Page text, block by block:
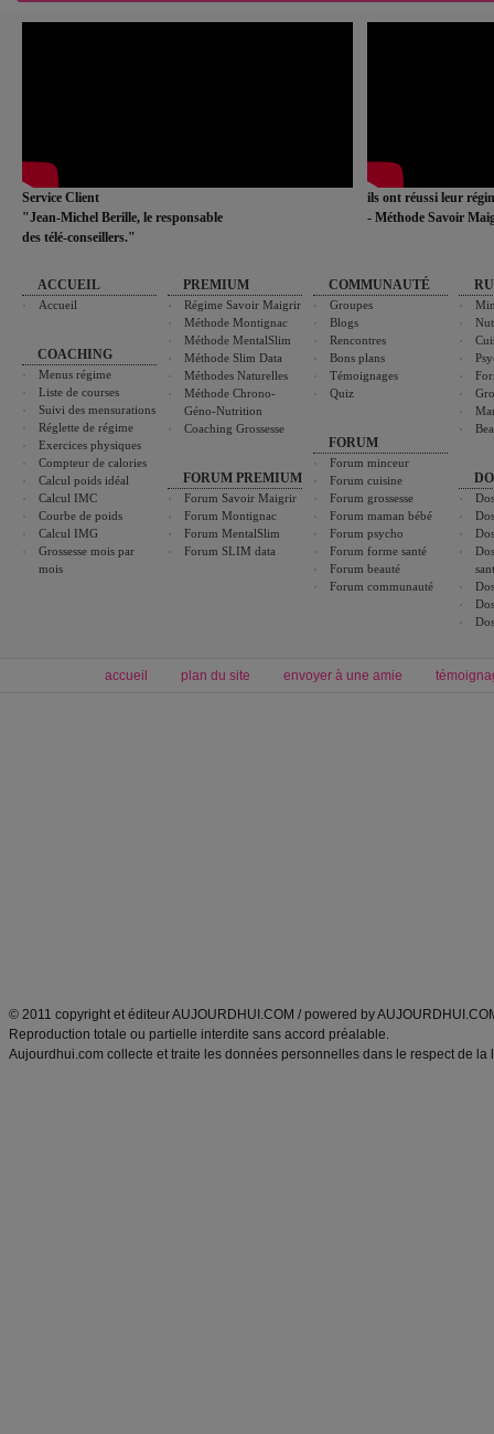
Service Client
"Jean-Michel Berille, le responsable
des télé-conseillers."
ils ont réussi leur
- Méthode Savoir
ACCUEIL
Accueil
COACHING
Menus régime
Liste de courses
Suivi des mensurations
Réglette de régime
Exercices physiques
Compteur de calories
Calcul poids idéal
Calcul IMC
Courbe de poids
Calcul IMG
Grossesse mois par
mois
PREMIUM
Régime Savoir Maigrir
Méthode Montignac
Méthode MentalSlim
Méthode Slim Data
Méthodes Naturelles
Méthode Chrono-
Géno-Nutrition
Coaching Grossesse
FORUM PREMIUM
Forum Savoir Maigrir
Forum Montignac
Forum MentalSlim
Forum SLIM data
COMMUNAUTÉ
Groupes
Blogs
Rencontres
Bons plans
Témoignages
Quiz
FORUM
Forum minceur
Forum cuisine
Forum grossesse
Forum maman bébé
Forum psycho
Forum forme santé
Forum beauté
Forum communauté
accueil plan du site envoyer à une amie
© 2011 copyright et éditeur AUJOURDHUI.COM / powered by
Reproduction totale ou partielle interdite sans accord préalable.
Aujourdhui.com collecte et traite les données personnelles dans le respect de